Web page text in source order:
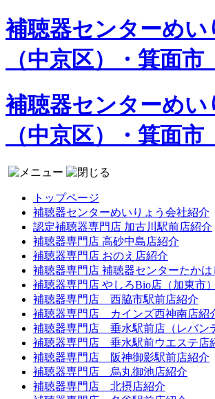
補聴器センターめ
（中京区）・箕面
補聴器センターめ
（中京区）・箕面
トップページ
補聴器センターめいりょう会社紹介
認定補聴器専門店 加古川駅前店紹介
補聴器専門店 高砂中島店紹介
補聴器専門店 おのえ店紹介
補聴器専門店 補聴器センターたか
補聴器専門店 やしろBio店（加東市
補聴器専門店 西脇市駅前店紹介
補聴器専門店 カインズ西神南店紹
補聴器専門店 垂水駅前店（レバン
補聴器専門店 垂水駅前ウエステ店
補聴器専門店 阪神御影駅前店紹介
補聴器専門店 烏丸御池店紹介
補聴器専門店 北摂店紹介